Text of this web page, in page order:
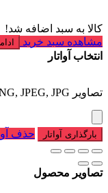
کالا به سبد اضافه شد!
مشاهده سبد خرید
انتخاب آواتار
تصاویر PNG, JPEG, JPG بیشترین حجم مجاز 3 مگابایت
بارگذاری آواتار حذف
تصاویر محصول